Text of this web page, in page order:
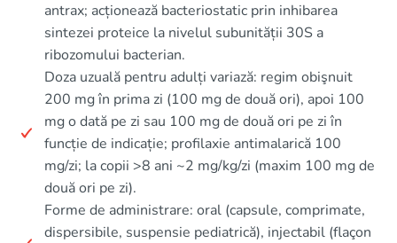
antrax; acționează bacteriostatic prin inhibarea
sintezei proteice la nivelul subunității 30S a
ribozomului bacterian.
Doza uzuală pentru adulți variază: regim obişnuit
200 mg în prima zi (100 mg de două ori), apoi 100
mg o dată pe zi sau 100 mg de două ori pe zi în
funcție de indicație; profilaxie antimalarică 100
mg/zi; la copii >8 ani ~2 mg/kg/zi (maxim 100 mg de
două ori pe zi).
Forme de administrare: oral (capsule, comprimate,
dispersibile, suspensie pediatrică), injectabil (flaçon